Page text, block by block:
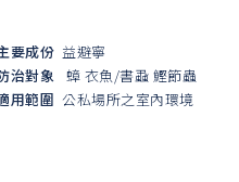
要成份 益避寧
治對象 蟑 衣魚/書蝨 鰹節蟲
用範圍 公私場所之室內環境